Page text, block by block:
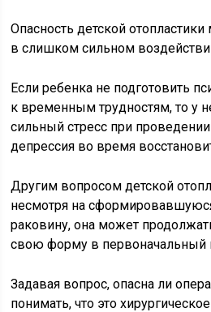
Опасность детской
в слишком сильном
Если ребенка не подготовить
к временным трудностям, то у
сильный стресс при
депрессия во время
Другим вопросом детской
несмотря на
раковину, она может
свою форму в первоначальный
Задавая вопрос, опасна ли
понимать, что это